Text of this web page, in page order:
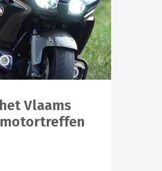
Vlaams
motortreffen